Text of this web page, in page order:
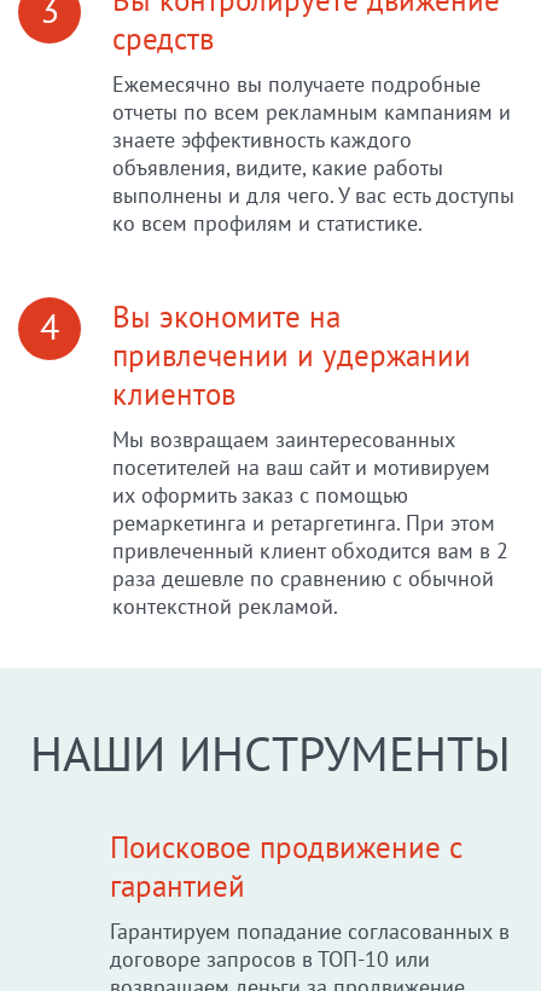
3
средств
Ежемесячно вы получаете подробные
отчеты по всем рекламным кампаниям и
знаете эффективность каждого
объявления, видите, какие работы
выполнены и для чего. У вас есть доступы
ко всем профилям и статистике.
4
Вы экономите на
привлечении и удержании
клиентов
Мы возвращаем заинтересованных
посетителей на ваш сайт и мотивируем
их оформить заказ с помощью
ремаркетинга и ретаргетинга. При этом
привлеченный клиент обходится вам в 2
раза дешевле по сравнению с обычной
контекстной рекламой.
НАШИ ИНСТРУМЕНТЫ
Поисковое продвижение с
гарантией
Гарантируем попадание согласованных в
договоре запросов в ТОП-10 или